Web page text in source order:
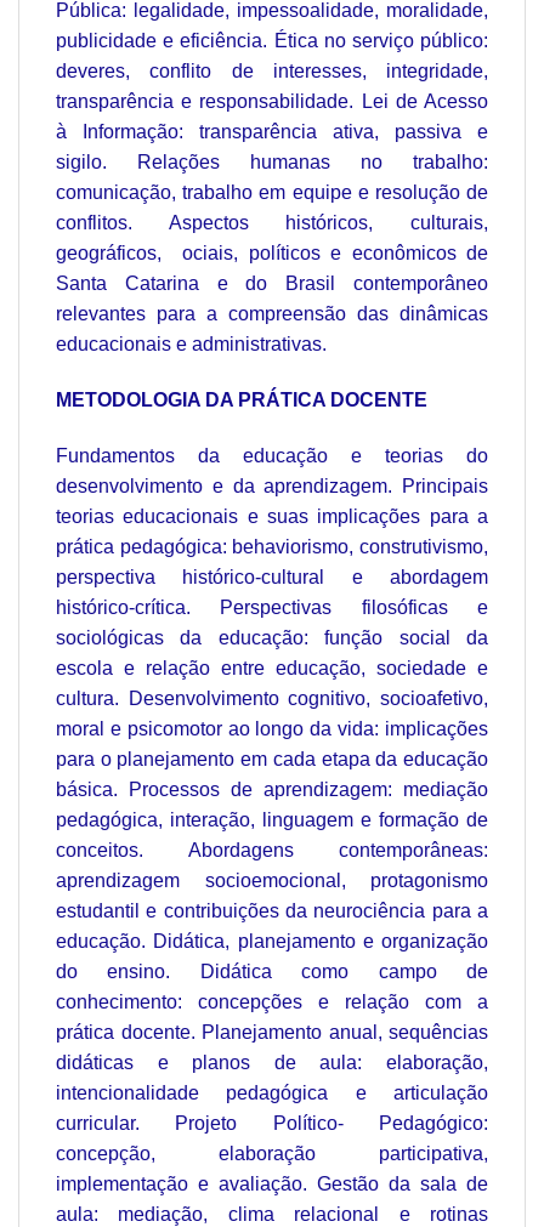
Pública: legalidade, impessoalidade, moralidade,
publicidade e eficiência. Ética no serviço público:
deveres, conflito de interesses, integridade,
transparência e responsabilidade. Lei de Acesso
à Informação: transparência ativa, passiva e
sigilo. Relações humanas no trabalho:
comunicação, trabalho em equipe e resolução de
conflitos. Aspectos históricos, culturais,
geográficos, ociais, políticos e econômicos de
Santa Catarina e do Brasil contemporâneo
relevantes para a compreensão das dinâmicas
educacionais e administrativas.
METODOLOGIA DA PRÁTICA DOCENTE
Fundamentos da educação e teorias do
desenvolvimento e da aprendizagem. Principais
teorias educacionais e suas implicações para a
prática pedagógica: behaviorismo, construtivismo,
perspectiva histórico-cultural e abordagem
histórico-crítica. Perspectivas filosóficas e
sociológicas da educação: função social da
escola e relação entre educação, sociedade e
cultura. Desenvolvimento cognitivo, socioafetivo,
moral e psicomotor ao longo da vida: implicações
para o planejamento em cada etapa da educação
básica. Processos de aprendizagem: mediação
pedagógica, interação, linguagem e formação de
conceitos. Abordagens contemporâneas:
aprendizagem socioemocional, protagonismo
estudantil e contribuições da neurociência para a
educação. Didática, planejamento e organização
do ensino. Didática como campo de
conhecimento: concepções e relação com a
prática docente. Planejamento anual, sequências
didáticas e planos de aula: elaboração,
intencionalidade pedagógica e articulação
curricular. Projeto Político- Pedagógico:
concepção, elaboração participativa,
implementação e avaliação. Gestão da sala de
aula: mediação, clima relacional e rotinas